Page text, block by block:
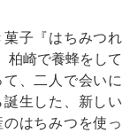
子『はちみつれ
柏崎で養蜂をして
、二人で会いに
生した、新しい
はちみつを使っ